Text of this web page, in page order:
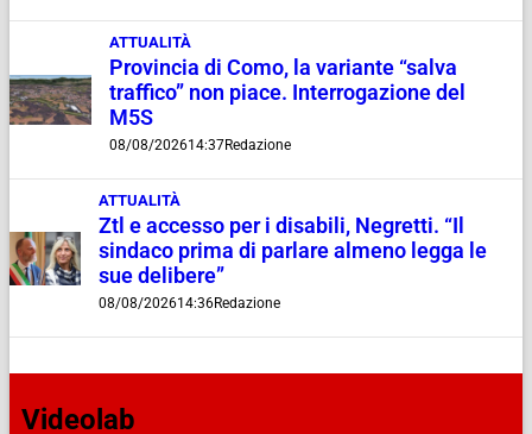
ATTUALITÀ
Provincia di Como, la variante “salva
traffico” non piace. Interrogazione del
M5S
08/08/202614:37Redazione
ATTUALITÀ
Ztl e accesso per i disabili, Negretti. “Il
sindaco prima di parlare almeno legga le
sue delibere”
08/08/202614:36Redazione
Videolab